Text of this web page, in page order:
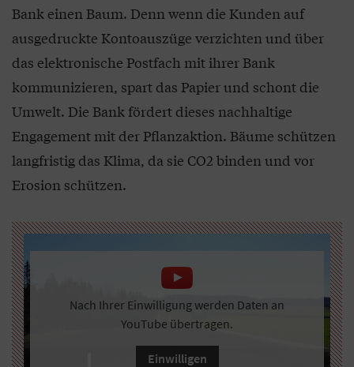
Bank einen Baum. Denn wenn die Kunden auf
ausgedruckte Kontoauszüge verzichten und über
das elektronische Postfach mit ihrer Bank
kommunizieren, spart das Papier und schont die
Umwelt. Die Bank fördert dieses nachhaltige
Engagement mit der Pflanzaktion. Bäume schützen
langfristig das Klima, da sie CO2 binden und vor
Erosion schützen.
Nach Ihrer Einwilligung werden Daten an
YouTube übertragen.
Einwilligen